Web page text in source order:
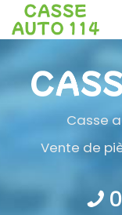
Aller
contenu
Casse
Vente de